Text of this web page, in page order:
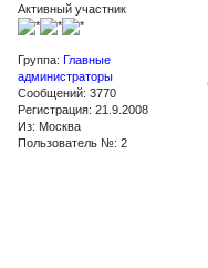
Активный участник
Группа: Главные
администраторы
Сообщений: 3770
Регистрация: 21.9.2008
Из: Москва
Пользователь №: 2